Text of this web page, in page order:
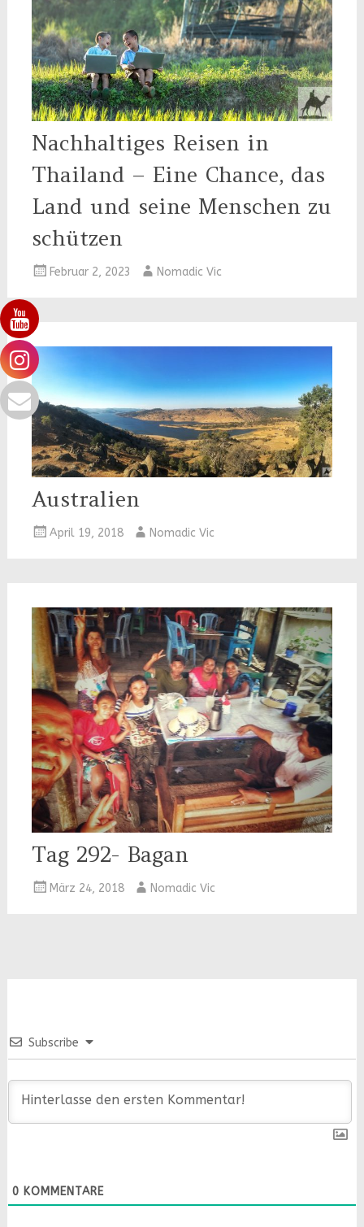
Nachhaltiges Reisen in
Thailand – Eine Chance, das
Land und seine Menschen zu
schützen
Februar 2, 2023 Nomadic Vic
Australien
April 19, 2018 Nomadic Vic
Tag 292- Bagan
März 24, 2018 Nomadic Vic
Subscribe
0 KOMMENTARE